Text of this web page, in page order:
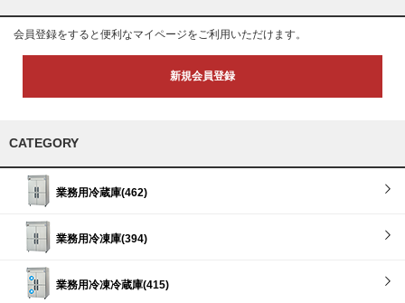
会員登録をすると便利なマイページをご利用いただけます。
新規会員登録
CATEGORY
業務用冷蔵庫(462)
業務用冷凍庫(394)
業務用冷凍冷蔵庫(415)